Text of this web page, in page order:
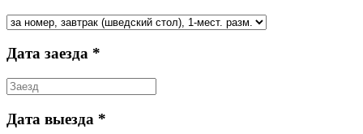
Дата заезда *
Дата выезда *